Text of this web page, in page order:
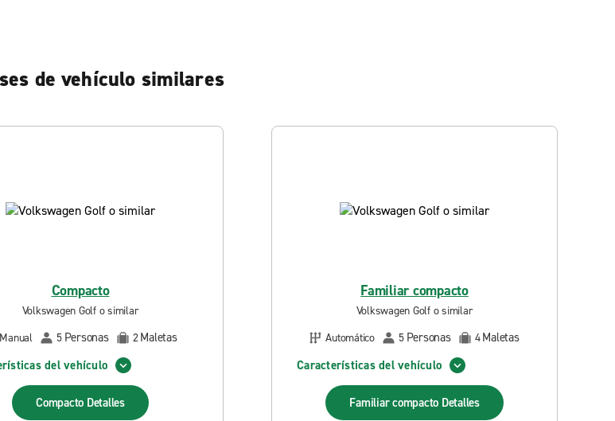
de vehículo similares
Compacto
Volkswagen Golf o similar
Manual
5 Personas 2Maletas
del vehículo
Compacto Detalles
Familiar compacto
Volkswagen Golf o similar
Automático
5 Personas 4Maletas
Características del vehículo
Familiar compacto Detalles